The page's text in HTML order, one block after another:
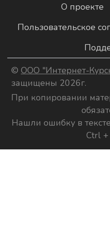
О проекте
Пользовательское
© ООО "Интернет-
защищены 2026г.
При копировании
Нашли ошибку в
Ctrl +